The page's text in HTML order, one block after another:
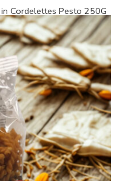
in Cordelettes Pesto 250G